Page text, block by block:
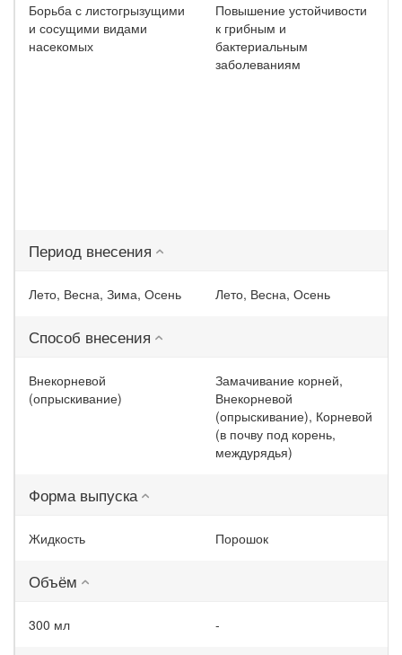
Борьба с листогрызущими
и сосущими видами
насекомых
Повышение устойчивости
к грибным и
бактериальным
заболеваниям
Период внесения
Лето, Весна, Зима, Осень Лето, Весна, Осень
Способ внесения
Внекорневой
(опрыскивание)
Замачивание корней,
Внекорневой
(опрыскивание), Корневой
(в почву под корень,
междурядья)
Форма выпуска
Жидкость Порошок
Объём
300 мл -